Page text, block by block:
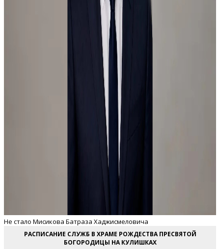
Не стало Мисикова Батраза Хаджисмеловича
РАСПИСАНИЕ СЛУЖБ В ХРАМЕ РОЖДЕСТВА ПРЕСВЯТОЙ
БОГОРОДИЦЫ НА КУЛИШКАХ